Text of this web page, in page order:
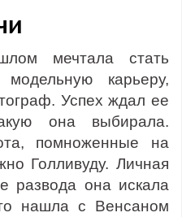
мечтала стать
карьеру,
Успех ждал ее
она выбирала.
помноженные на
Голливуду. Личная
развода она искала
нашла с Венсаном